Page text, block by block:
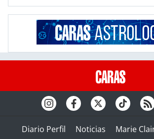
Diario Perfil Noticias Marie